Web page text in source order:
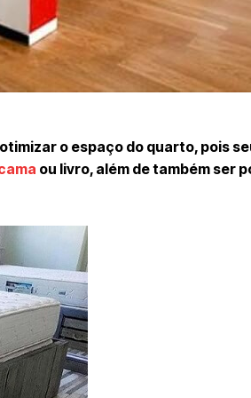
o espaço do quarto, pois
ou livro, além de também ser